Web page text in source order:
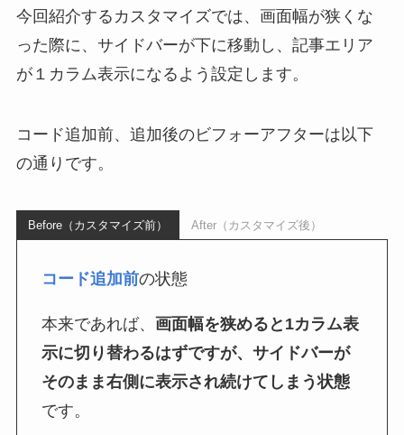
今回紹介するカスタマイズでは、画面幅が狭くな
った際に、サイドバーが下に移動し、記事エリア
が１カラム表示になるよう設定します。
コード追加前、追加後のビフォーアフターは以下
の通りです。
Before（カスタマイズ前） After（カスタマイズ後）
コード追加前の状態
本来であれば、 画面幅を狭めると1カラム表
示に切り替わるはずですが、サイドバーが
そのまま右側に表示され続けてしまう状態
です。